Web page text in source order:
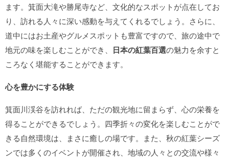
ます。箕面大滝や勝尾寺など、文化的なスポットが点在してお
り、訪れる人々に深い感動を与えてくれるでしょう。さらに、
道中にはお土産やグルメスポットも豊富ですので、旅の途中で
地元の味を楽しむことができ、 日本の紅葉百選の魅力を余すと
ころなく堪能することができます。
心を豊かにする体験
箕面川渓谷を訪れれば、ただの観光地に留まらず、心の栄養を
得ることができるでしょう。四季折々の変化を楽しむことがで
きる自然環境は、まさに癒しの場です。また、秋の紅葉シーズ
ンでは多くのイベントが開催され、地域の人々との交流や様々